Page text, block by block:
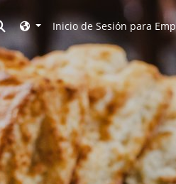
Toggle search
Inicio de Sesión para